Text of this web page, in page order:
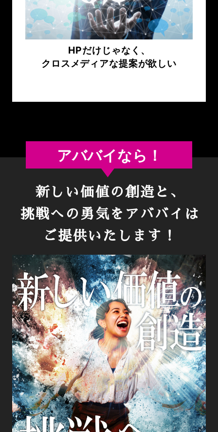
HPだけじゃなく、
クロスメディアな提案が欲しい
アババイなら！
新しい価値の創造と、
挑戦への勇気を アババイは
ご提供いたします！